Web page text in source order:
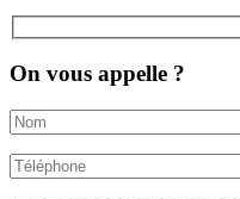
On vous appelle ?